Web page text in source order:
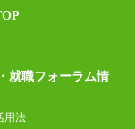
就職フォーラム情
用法